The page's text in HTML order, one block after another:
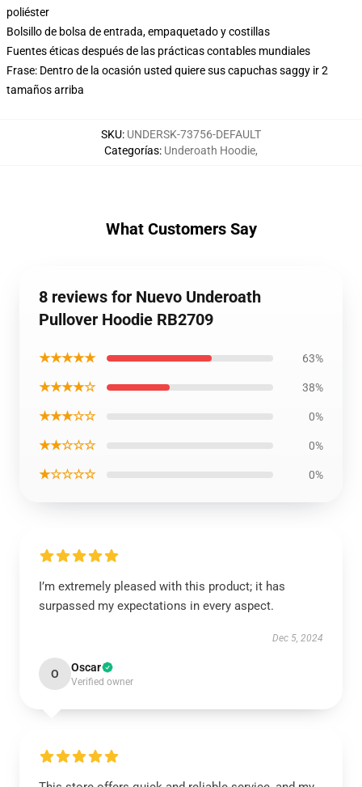
poliéster
Bolsillo de bolsa de entrada, empaquetado y costillas
Fuentes éticas después de las prácticas contables mundiales
Frase: Dentro de la ocasión usted quiere sus capuchas saggy ir 2
tamaños arriba
SKU: UNDERSK-73756-DEFAULT
Categorías: Underoath Hoodie,
What Customers Say
8 reviews for Nuevo Underoath
Pullover Hoodie RB2709
★★★★★ 63%
★★★★☆ 38%
★★★☆☆ 0%
★★☆☆☆ 0%
★☆☆☆☆ 0%
I’m extremely pleased with this product; it has
surpassed my expectations in every aspect.
Dec 5, 2024
O Oscar
Verified owner